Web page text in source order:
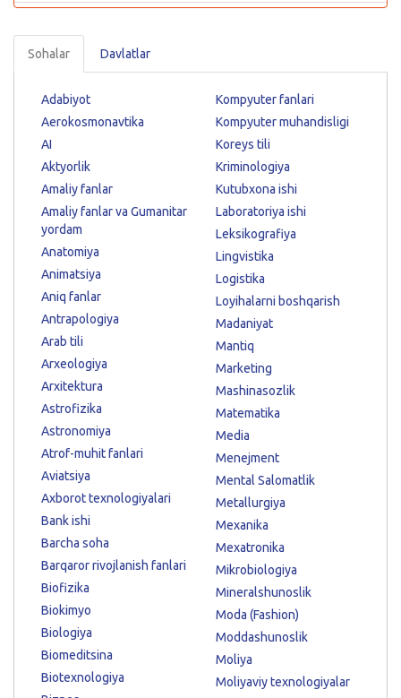
Sohalar Davlatlar
Adabiyot
Aerokosmonavtika
AI
Aktyorlik
Amaliy fanlar
Amaliy fanlar va Gumanitar
yordam
Anatomiya
Animatsiya
Aniq fanlar
Antrapologiya
Arab tili
Arxeologiya
Arxitektura
Astrofizika
Astronomiya
Atrof-muhit fanlari
Aviatsiya
Axborot texnologiyalari
Bank ishi
Barcha soha
Barqaror rivojlanish fanlari
Biofizika
Biokimyo
Biologiya
Biomeditsina
Biotexnologiya
Kompyuter fanlari
Kompyuter muhandisligi
Koreys tili
Kriminologiya
Kutubxona ishi
Laboratoriya ishi
Leksikografiya
Lingvistika
Logistika
Loyihalarni boshqarish
Madaniyat
Mantiq
Marketing
Mashinasozlik
Matematika
Media
Menejment
Mental Salomatlik
Metallurgiya
Mexanika
Mexatronika
Mikrobiologiya
Mineralshunoslik
Moda (Fashion)
Moddashunoslik
Moliya
Moliyaviy texnologiyalar